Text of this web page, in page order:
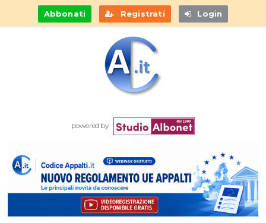
Abbonati Registrati Login
powered by